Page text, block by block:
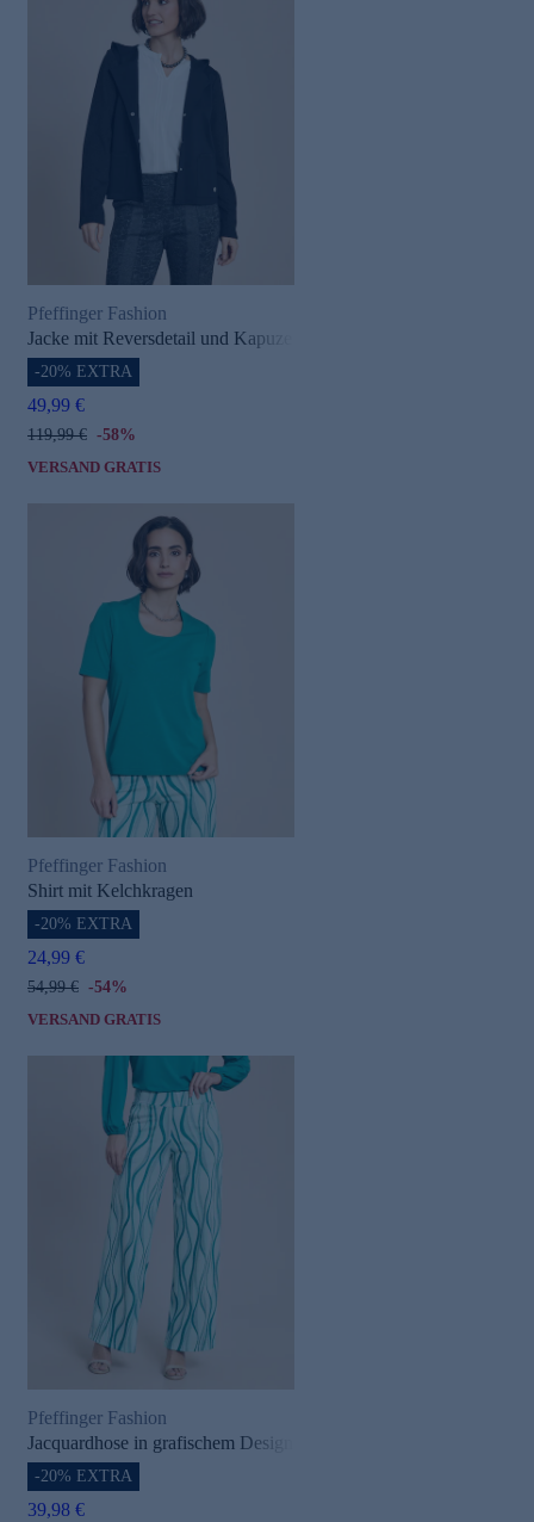
Pfeffinger Fashion
Jacke mit Reversdetail und Kapuze
-20% EXTRA
49,99 €
119,99 € -58%
VERSAND GRATIS
Pfeffinger Fashion
Shirt mit Kelchkragen
-20% EXTRA
24,99 €
54,99 € -54%
VERSAND GRATIS
Pfeffinger Fashion
Jacquardhose in grafischem Design
-20% EXTRA
39,98 €